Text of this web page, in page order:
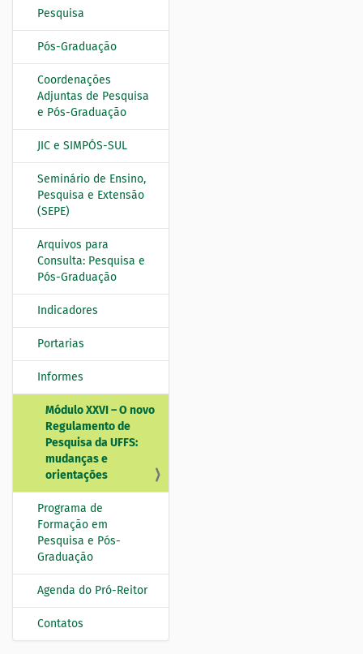
g
ã
Pesquisa
Pós-Graduação
Coordenações
Adjuntas de Pesquisa
e Pós-Graduação
JIC e SIMPÓS-SUL
Seminário de Ensino,
Pesquisa e Extensão
(SEPE)
Arquivos para
Consulta: Pesquisa e
Pós-Graduação
Indicadores
Portarias
Informes
Módulo XXVI – O novo
Regulamento de
Pesquisa da UFFS:
mudanças e
orientações
Programa de
Formação em
Pesquisa e Pós-
Graduação
Agenda do Pró-Reitor
Contatos